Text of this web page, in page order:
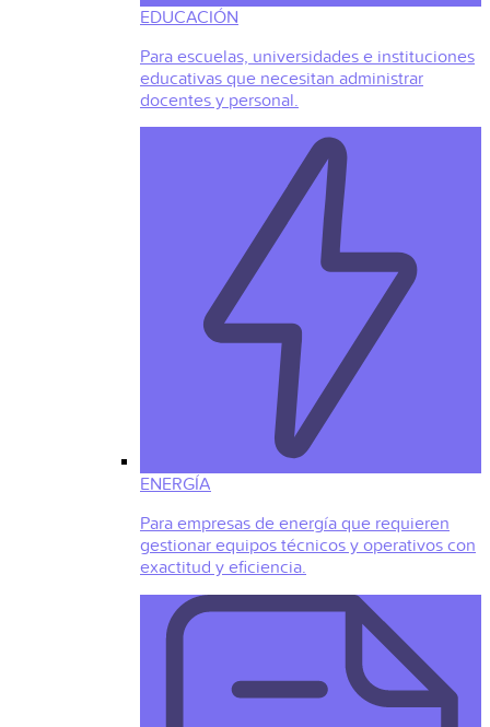
EDUCACIÓN
Para escuelas, universidades e instituciones
educativas que necesitan administrar
docentes y personal.
ENERGÍA
Para empresas de energía que requieren
gestionar equipos técnicos y operativos con
exactitud y eficiencia.